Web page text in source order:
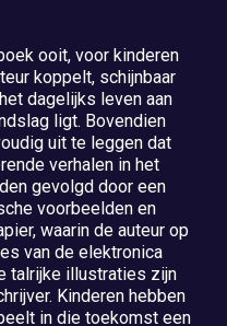
ooit, voor kinderen
koppelt, schijnbaar
dagelijks leven aan
ligt. Bovendien
uit te leggen dat
verhalen in het
gevolgd door een
voorbeelden en
waarin de auteur op
van de elektronica
talrijke illustraties zijn
Kinderen hebben
in die toekomst een